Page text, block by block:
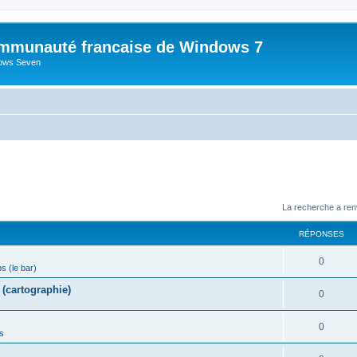
francaise de Windows 7
Seven
La recherche a
RÉPONSES
(le bar)
0R
é
o
n
0R
é
0R
é